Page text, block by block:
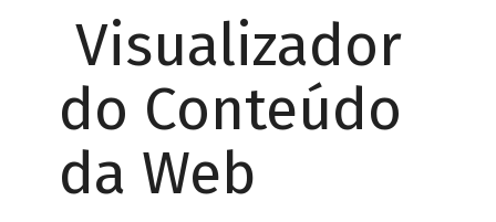
Visualizador
do Conteúdo
da Web